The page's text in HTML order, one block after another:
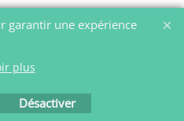
garantir une expérience
plus
Désactiver